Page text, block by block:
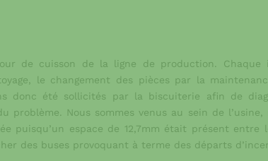
de cuisson de la ligne de production. Chaque
le changement des pièces par la
donc été sollicités par la biscuiterie afin de
Nous sommes venus au sein de l’usine,
espace de 12,7mm était présent entre
des buses provoquant à terme des départs